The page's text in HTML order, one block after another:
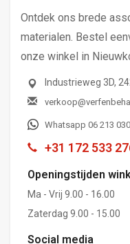
Ontdek ons brede
materialen. Bestel
onze winkel in
Industrieweg 3D,
Whatsapp 06 213
+31 172 533
Openingstijden
Ma - Vrij 9.00 - 16.00
Zaterdag 9.00 - 15.00
Social media